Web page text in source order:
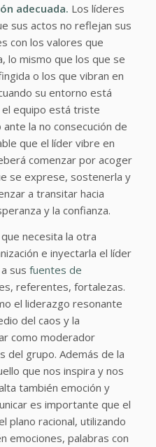
adecuada. Los líderes
sus actos no reflejan sus
con los valores que
lo mismo que los que se
o los que vibran en
su entorno está
el equipo está triste
la no consecución de
que el líder vibre en
comenzar por acoger
se exprese, sostenerla y
a transitar hacia
y la confianza.
necesita la otra
e inyectarla el líder
sus fuentes de
referentes, fortalezas.
el liderazgo resonante
del caos y la
como moderador
del grupo. Además de la
que nos inspira y nos
también emoción y
es importante que el
plano racional, utilizando
emociones, palabras con